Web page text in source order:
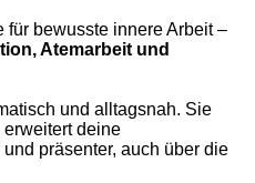
für bewusste innere Arbeit –
Atemarbeit und
und alltagsnah. Sie
deine
präsenter, auch über die